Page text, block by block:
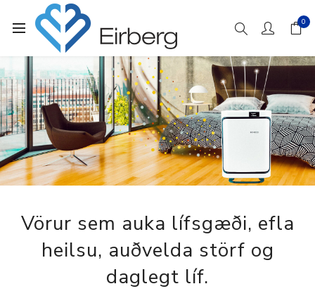
0
Vörur sem auka lífsgæði, efla
heilsu, auðvelda störf og
daglegt líf.